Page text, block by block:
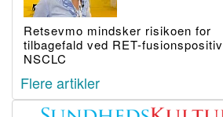
Retsevmo mindsker risikoen for
tilbagefald ved RET-fusionspositiv
NSCLC
Flere artikler